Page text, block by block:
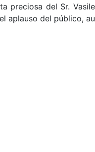
del Sr.
aplauso del público,